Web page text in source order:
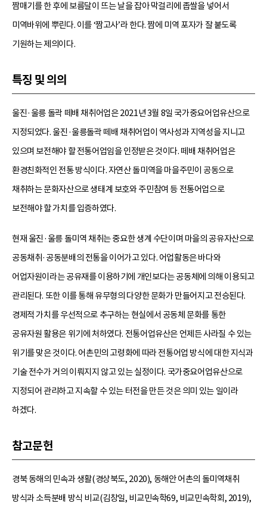
짬매기를 한 후에 보름달이 뜨는 날을 잡아 막걸리에 좁쌀을 넣어서
미역바위에 뿌린다. 이를 ‘짬고사’라 한다. 짬에 미역 포자가 잘 붙도록
기원하는 제의이다.
특징 및 의의
울진·울릉 돌곽 떼배 채취어업은 2021년 3월 8일 국가중요어업유산으로
지정되었다. 울진·울릉돌곽 떼배 채취어업이 역사성과 지역성을 지니고
있으며 보전해야 할 전통어업임을 인정받은 것이다. 떼배 채취어업은
환경친화적인 전통 방식이다. 자연산 돌미역을 마을주민이 공동으로
채취하는 문화자산으로 생태계 보호와 주민참여 등 전통어업으로
보전해야 할 가치를 입증하였다.
현재 울진·울릉 돌미역 채취는 중요한 생계 수단이며 마을의 공유자산으로
공동채취·공동분배의 전통을 이어가고 있다. 어업활동은 바다와
어업자원이라는 공유재를 이용하기에 개인보다는 공동체에 의해 이용되고
관리된다. 또한 이를 통해 유무형의 다양한 문화가 만들어지고 전승된다.
경제적 가치를 우선적으로 추구하는 현실에서 공동체 문화를 통한
공유자원 활용은 위기에 처하였다. 전통어업유산은 언제든 사라질 수 있는
위기를 맞은 것이다. 어촌민의 고령화에 따라 전통어업 방식에 대한 지식과
기술 전수가 거의 이뤄지지 않고 있는 실정이다. 국가중요어업유산으로
지정되어 관리하고 지속할 수 있는 터전을 만든 것은 의미 있는 일이라
하겠다.
참고문헌
경북 동해의 민속과 생활(경상북도, 2020), 동해안 어촌의 돌미역채취
방식과 소득분배 방식 비교(김창일, 비교민속학69, 비교민속학회, 2019),